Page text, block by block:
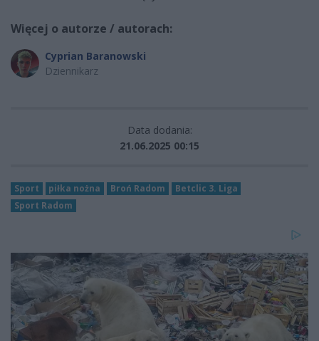
Więcej o autorze / autorach:
Cyprian Baranowski
Dziennikarz
Data dodania:
21.06.2025 00:15
Sport piłka nożna Broń Radom
Betclic 3. Liga
Sport Radom